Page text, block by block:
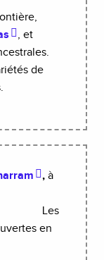
, et
de
, à
train.
en